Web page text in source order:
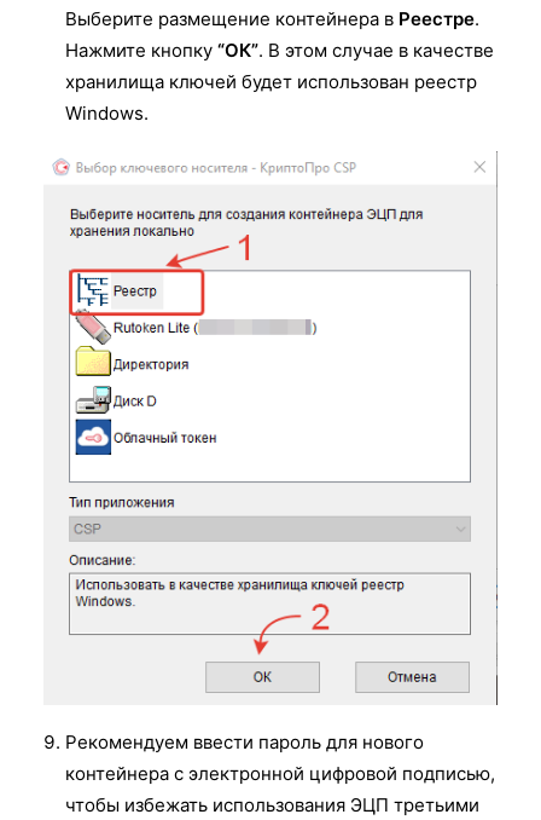
Выберите размещение контейнера в Реестре.
Нажмите кнопку “ОК”. В этом случае в качестве
хранилища ключей будет использован реестр
Windows.
Рекомендуем ввести пароль для нового
контейнера с электронной цифровой подписью,
чтобы избежать использования ЭЦП третьими